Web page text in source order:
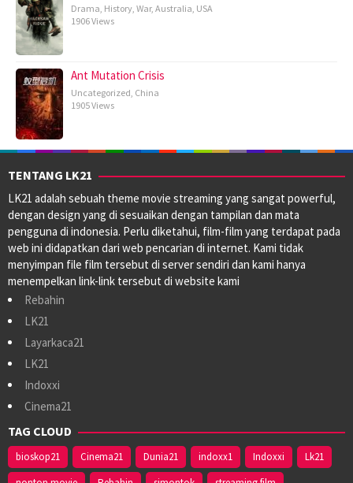
Drama, History, War, Australia, USA
1906 Views
Ant Mutation Crisis
Uncategorized, China
1905 Views
TENTANG LK21
LK21 adalah sebuah theme movie streaming yang sangat powerful,
dengan design yang di sesuaikan dengan tampilan dan mata
pengguna di indonesia. Perlu diketahui, film-film yang terdapat pada
web ini didapatkan dari web pencarian di internet. Kami tidak
menyimpan file film tersebut di server sendiri dan kami hanya
menempelkan link-link tersebut di website kami
Rebahin
LK21
Layarkaca21
LK21
Indoxxi
Cinema21
TAG CLOUD
bioskop21 Cinema21 Dunia21 indoxx1 Indoxxi
Lk21